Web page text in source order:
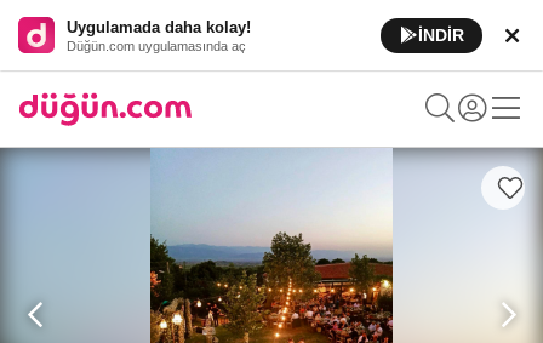
Uygulamada daha kolay!
Düğün.com uygulamasında aç
İNDİR